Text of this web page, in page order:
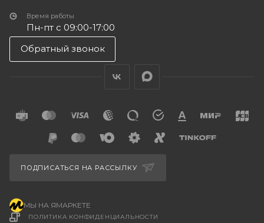
Время работы
Пн-пт с 09:00-17:00
Обратный звонок
ПОЛИТИКА КОНФИДЕНЦИАЛЬНОСТИ
ПОДПИСАТЬСЯ НА РАССЫЛКУ
МЫ НА ЯМАРКЕТЕ